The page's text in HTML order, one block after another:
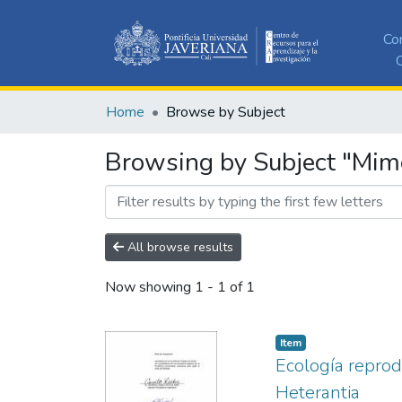
Home Browse by Subject
Browsing by Subject
All browse results
Now showing 1 - 1 of 1
Item
Ecología
Heterantia